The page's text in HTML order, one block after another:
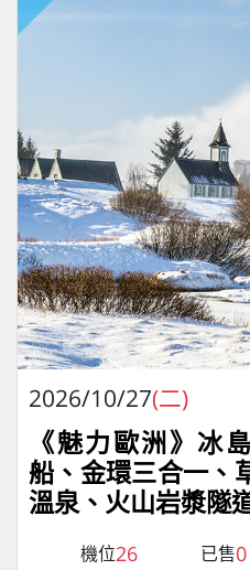
2026/10/27(二)
《魅力歐洲》冰
船、金環三合一、
溫泉、火山岩漿隧
機位26 已售0